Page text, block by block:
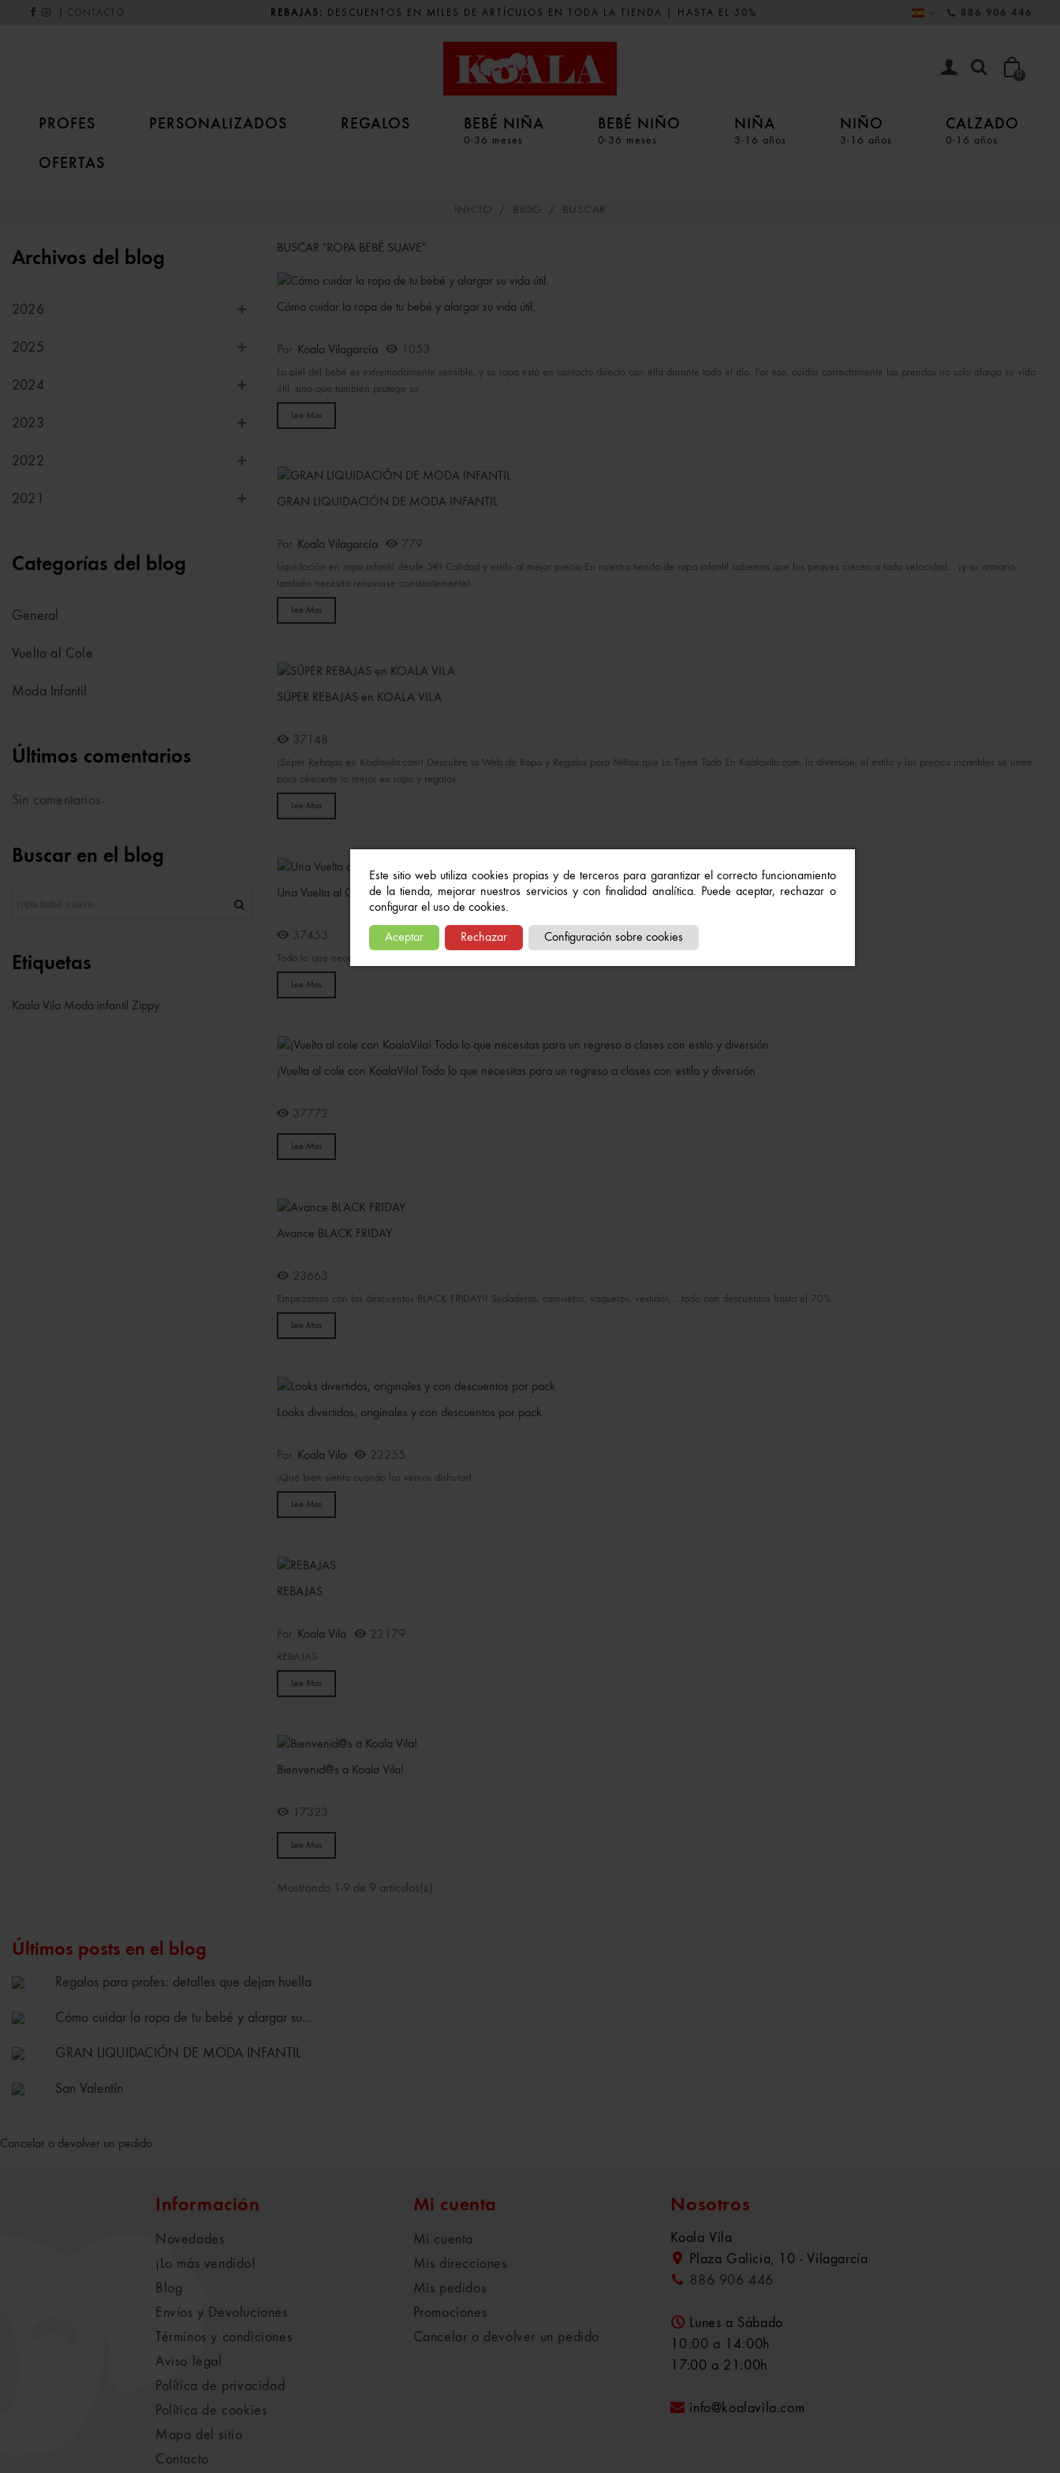
Este sitio web utiliza cookies propias y de terceros para garantizar el correcto funcionamiento
de la tienda, mejorar nuestros servicios y con finalidad analítica. Puede aceptar, rechazar o
configurar el uso de cookies.
Aceptar Rechazar Configuración sobre cookies
CONTACTO REBAJAS: DESCUENTOS EN MILES DE ARTÍCULOS EN TODA LA TIENDA | HASTA EL 50% 886 906 446
0
PROFES PERSONALIZADOS REGALOS BEBÉ NIÑA
0-36 meses
BEBÉ NIÑO
0-36 meses
NIÑA
3-16 años
NIÑO
3-16 años
CALZADO
0-16 años
OFERTAS
INICIO / BLOG / BUSCAR
Archivos del blog
2026
2025
2024
2023
2022
2021
Categorías del blog
General
Vuelta al Cole
Moda Infantil
Últimos comentarios
Sin comentarios
Buscar en el blog
Etiquetas
Koala Vila Moda infantil Zippy
BUSCAR "ROPA BEBÉ SUAVE"
Cómo cuidar la ropa de tu bebé y alargar su vida útil.
Por Koala Vilagarcía 1053
La piel del bebé es extremadamente sensible, y su ropa está en contacto directo con ella durante todo el día. Por eso, cuidar correctamente las prendas no solo alarga su vida
útil, sino que también protege su...
Lee Mas
GRAN LIQUIDACIÓN DE MODA INFANTIL
Por Koala Vilagarcía 779
Liquidación en ropa infantil desde 5€! Calidad y estilo al mejor precio En nuestra tienda de ropa infantil sabemos que los peques crecen a toda velocidad… ¡y su armario
también necesita renovarse constantemente!...
Lee Mas
SÚPER REBAJAS en KOALA VILA
37148
¡Súper Rebajas en Koalavila.com! Descubre la Web de Ropa y Regalos para Niños que Lo Tiene Todo En Koalavila.com, la diversión, el estilo y los precios increíbles se unen
para ofrecerte lo mejor en ropa y regalos...
Lee Mas
Una Vuelta al Cole Perfecta en Koala Vila
37453
Todo lo que necesitas para que tus hijos estén cómodos para la vuelta al cole en Koala Vila
Lee Mas
¡Vuelta al cole con KoalaVila! Todo lo que necesitas para un regreso a clases con estilo y diversión
37772
Lee Mas
Avance BLACK FRIDAY
23663
Empezamos con los descuentos BLACK FRIDAY!! Sudaderas, camisetas, vaqueros, vestidos,... todo con descuentos hasta el 70%
Lee Mas
Looks divertidos, originales y con descuentos por pack
Por Koala Vila 22255
¡Qué bien sienta cuando los vemos disfrutar!
Lee Mas
REBAJAS
Por Koala Vila 22179
REBAJAS
Lee Mas
Bienvenid@s a Koala Vila!
17323
Lee Mas
Mostrando 1-9 de 9 artículos(s)
Últimos posts en el blog
Regalos para profes: detalles que dejan huella
Cómo cuidar la ropa de tu bebé y alargar su...
GRAN LIQUIDACIÓN DE MODA INFANTIL
San Valentín
Cancelar o devolver un pedido
Información
Novedades
¡Lo más vendido!
Blog
Envíos y Devoluciones
Términos y condiciones
Aviso legal
Política de privacidad
Política de cookies
Mapa del sitio
Contacto
Mi cuenta
Mi cuenta
Mis direcciones
Mis pedidos
Promociones
Cancelar o devolver un pedido
Nosotros
Koala Vila
Plaza Galicia, 10 - Vilagarcía
886 906 446
Lunes a Sábado
10:00 a 14:00h
17:00 a 21:00h
info@koalavila.com